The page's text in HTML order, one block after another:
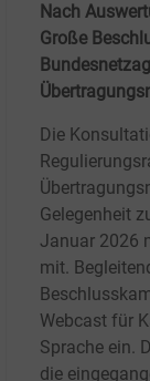
Nach
Große
Die
Gelegenheit
Januar 2026
mit.
Webcast für
Sprache ein.
die